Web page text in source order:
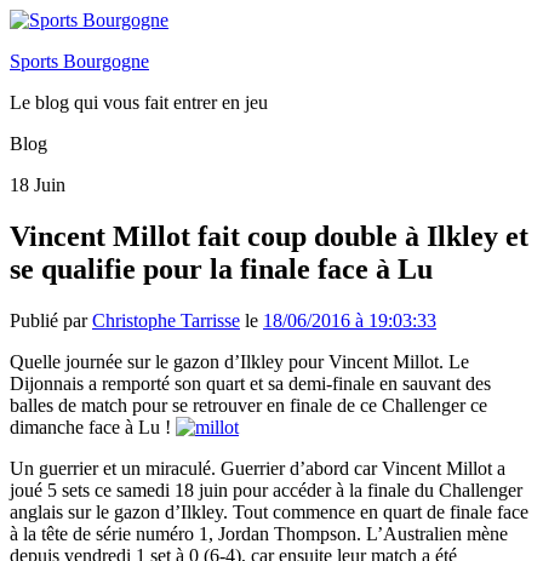
Sports Bourgogne
Le blog qui vous fait entrer en jeu
Blog
18 Juin
Vincent Millot fait coup double à Ilkley et
se qualifie pour la finale face à Lu
Publié parChristophe Tarrisse le 18/06/2016 à 19:03:33
Quelle journée sur le gazon d’Ilkley pour Vincent Millot. Le
Dijonnais a remporté son quart et sa demi-finale en sauvant des
balles de match pour se retrouver en finale de ce Challenger ce
dimanche face à Lu !
Un guerrier et un miraculé. Guerrier d’abord car Vincent Millot a
joué 5 sets ce samedi 18 juin pour accéder à la finale du Challenger
anglais sur le gazon d’Ilkley. Tout commence en quart de finale face
à la tête de série numéro 1, Jordan Thompson. L’Australien mène
depuis vendredi 1 set à 0 (6-4), car ensuite leur match a été